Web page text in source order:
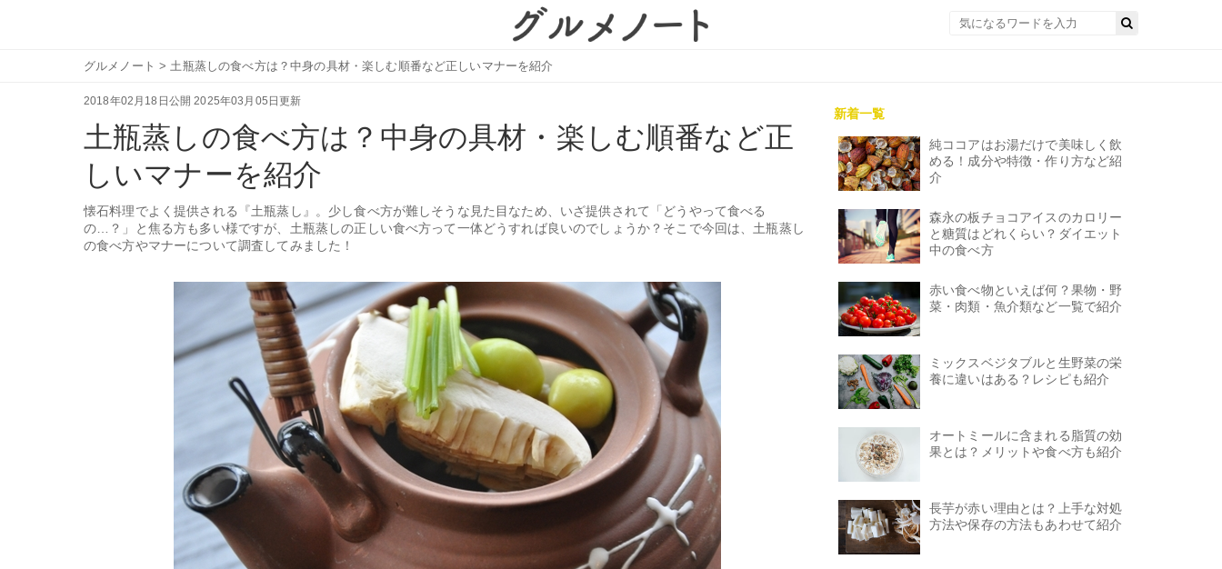
グルメノート >土瓶蒸しの食べ方は？中身の具材・楽しむ順番など正しいマナーを紹介
2018年02月18日公開 2025年03月05日更新
土瓶蒸しの食べ方は？中身の具材・楽しむ順番など正
しいマナーを紹介
懐石料理でよく提供される『土瓶蒸し』。少し食べ方が難しそうな見た目なため、いざ提供されて「どうやって食べる
の…？」と焦る方も多い様ですが、土瓶蒸しの正しい食べ方って一体どうすれば良いのでしょうか？そこで今回は、土瓶蒸し
の食べ方やマナーについて調査してみました！
新着一覧
純ココアはお湯だけで美味しく飲
める！成分や特徴・作り方など紹
介
森永の板チョコアイスのカロリー
と糖質はどれくらい？ダイエット
中の食べ方
赤い食べ物といえば何？果物・野
菜・肉類・魚介類など一覧で紹介
ミックスベジタブルと生野菜の栄
養に違いはある？レシピも紹介
オートミールに含まれる脂質の効
果とは？メリットや食べ方も紹介
長芋が赤い理由とは？上手な対処
方法や保存の方法もあわせて紹介